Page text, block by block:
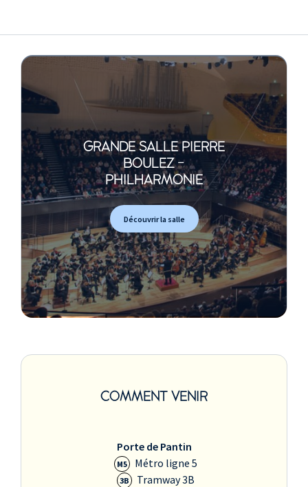
GRANDE SALLE PIERRE
BOULEZ -
PHILHARMONIE
Découvrir la salle
COMMENT VENIR
Porte de Pantin
M5 Métro ligne 5
3B Tramway 3B